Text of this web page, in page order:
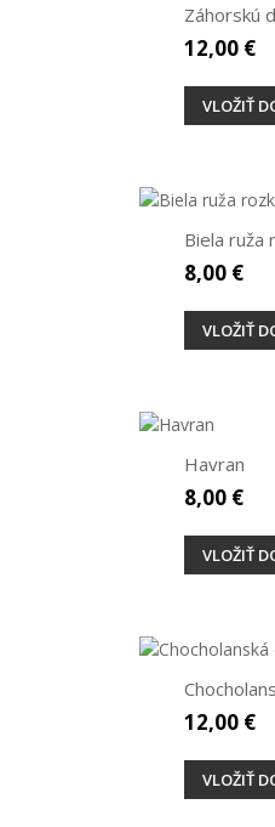
Záhorskú
12,00 €
VLOŽIŤ
Biela ruža
8,00 €
VLOŽIŤ
Havran
8,00 €
VLOŽIŤ
12,00 €
VLOŽIŤ